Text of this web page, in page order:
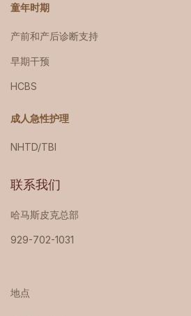
童年时期
产前和产后诊断支持
早期干预
HCBS
成人急性护理
NHTD/TBI
联系我们
哈马斯皮克总部
929-702-1031
地点